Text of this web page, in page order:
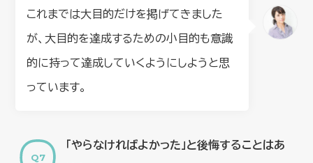
これまでは大目的だけを掲げてきました
が、大目的を達成するための小目的も意識
的に持って達成していくようにしようと思
っています。
「やらなければよかった」と後悔することはあ